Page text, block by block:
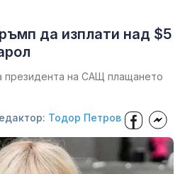
да изплати над $5
президента на САЩ плащането
Тодор Петров